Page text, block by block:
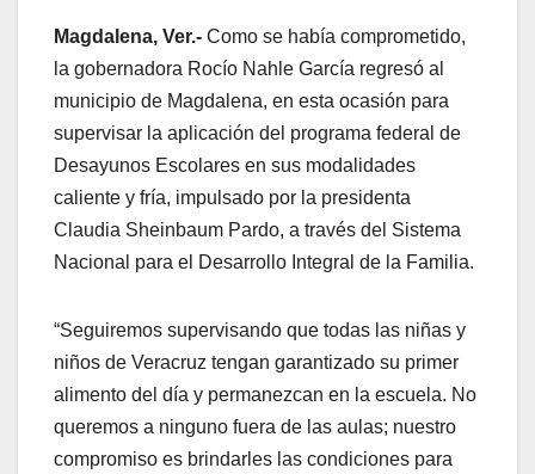
Magdalena, Ver.- Como se había comprometido,
la gobernadora Rocío Nahle García regresó al
municipio de Magdalena, en esta ocasión para
supervisar la aplicación del programa federal de
Desayunos Escolares en sus modalidades
caliente y fría, impulsado por la presidenta
Claudia Sheinbaum Pardo, a través del Sistema
Nacional para el Desarrollo Integral de la Familia.
“Seguiremos supervisando que todas las niñas y
niños de Veracruz tengan garantizado su primer
alimento del día y permanezcan en la escuela. No
queremos a ninguno fuera de las aulas; nuestro
compromiso es brindarles las condiciones para